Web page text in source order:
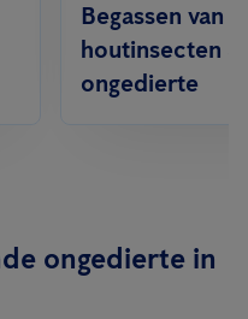
Begassen van
houtinsecten
ongedierte
ongedierte in